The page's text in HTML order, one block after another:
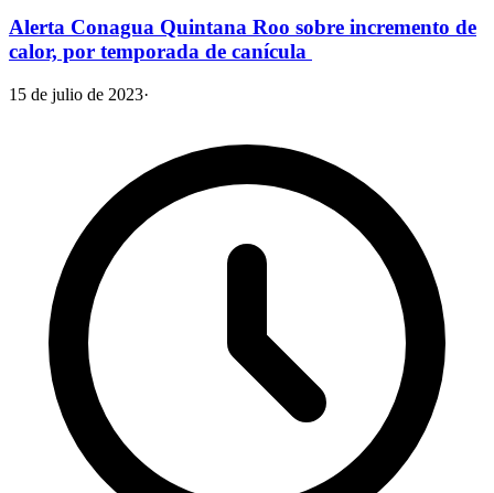
Alerta Conagua Quintana Roo sobre incremento de
calor, por temporada de canícula
15 de julio de 2023·